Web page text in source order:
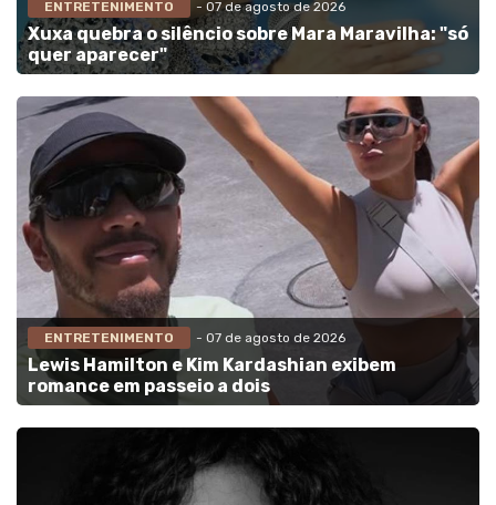
ENTRETENIMENTO - 07 de agosto de 2026
Xuxa quebra o silêncio sobre Mara Maravilha: "só
quer aparecer"
ENTRETENIMENTO - 07 de agosto de 2026
Lewis Hamilton e Kim Kardashian exibem
romance em passeio a dois